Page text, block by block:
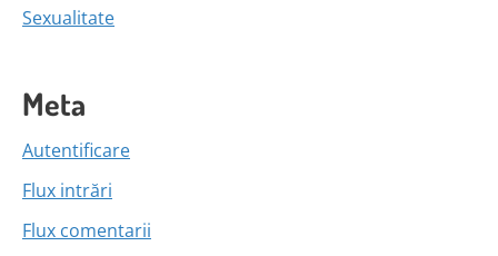
Sexualitate
Meta
Autentificare
Flux intrări
Flux comentarii